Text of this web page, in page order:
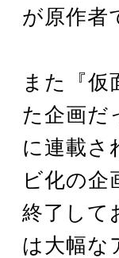
が原作者
また『仮
た企画だ
に連載さ
ビ化の
終了して
は大幅な